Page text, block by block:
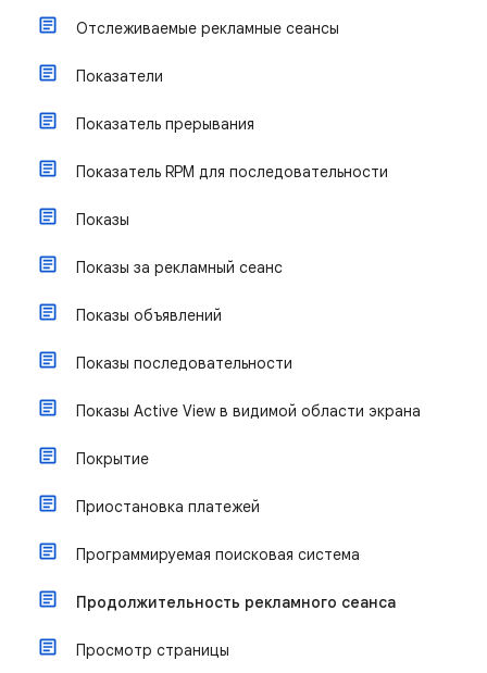
Отслеживаемые рекламные сеансы
Показатели
Показатель прерывания
Показатель RPM для последовательности
Показы
Показы за рекламный сеанс
Показы объявлений
Показы последовательности
Показы Active View в видимой области экрана
Покрытие
Приостановка платежей
Программируемая поисковая система
Продолжительность рекламного сеанса
Просмотр страницы